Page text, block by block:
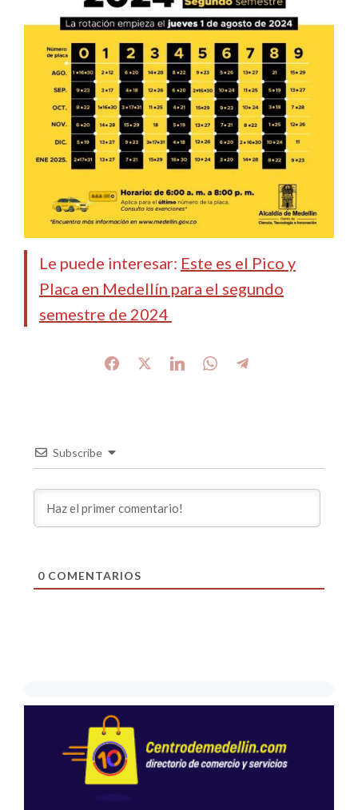
Le puede interesar: Este es el Pico y
Placa en Medellín para el segundo
semestre de 2024
Subscribe
0COMENTARIOS